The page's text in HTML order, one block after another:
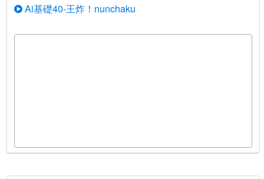
Ai基礎40-王炸！nunchaku